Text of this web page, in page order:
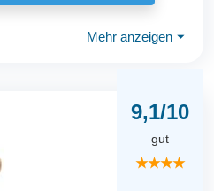
Mehr anzeigen ⏷
9,1/10
gut
★★★★